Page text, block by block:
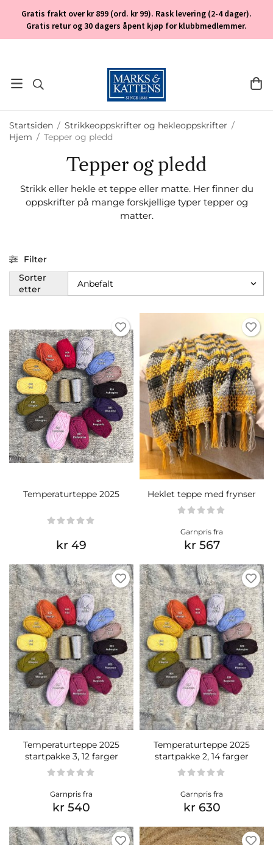
Gratis frakt over kr 899 (ord. kr 99). Rask levering (2-4 dager).
Gratis retur og 30 dagers åpent kjøp for klubbmedlemmer.
Startsiden / Strikkeoppskrifter og hekleoppskrifter /
Hjem / Tepper og pledd
Tepper og pledd
Strikk eller hekle et teppe eller matte. Her finner du
oppskrifter på mange forskjellige typer tepper og
matter.
Filter
Sorter
etter
Temperaturteppe 2025
kr 49
Heklet teppe med frynser
Garnpris fra
kr 567
Temperaturteppe 2025
startpakke 3, 12 farger
Garnpris fra
kr 540
Temperaturteppe 2025
startpakke 2, 14 farger
Garnpris fra
kr 630